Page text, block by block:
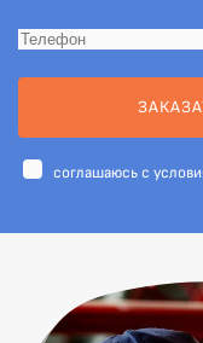
cоглашаюсь с